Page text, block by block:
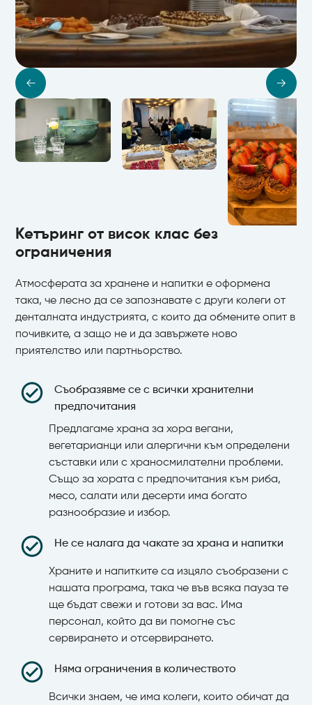
Кетъринг от висок клас без
ограничения
Атмосферата за хранене и напитки е оформена
така, че лесно да се запознавате с други колеги от
денталната индустрията, с които да обмените опит в
почивките, а защо не и да завържете ново
приятелство или партньорство.
Съобразявме се с всички хранителни
предпочитания
Предлагаме храна за хора вегани,
вегетарианци или алергични към определени
съставки или с храносмилателни проблеми.
Също за хората с предпочитания към риба,
месо, салати или десерти има богато
разнообразие и избор.
Не се налага да чакате за храна и напитки
Храните и напитките са изцяло съобразени с
нашата програма, така че във всяка пауза те
ще бъдат свежи и готови за вас. Има
персонал, който да ви помогне със
сервирането и отсервирането.
Няма ограничения в количеството
Всички знаем, че има колеги, които обичат да